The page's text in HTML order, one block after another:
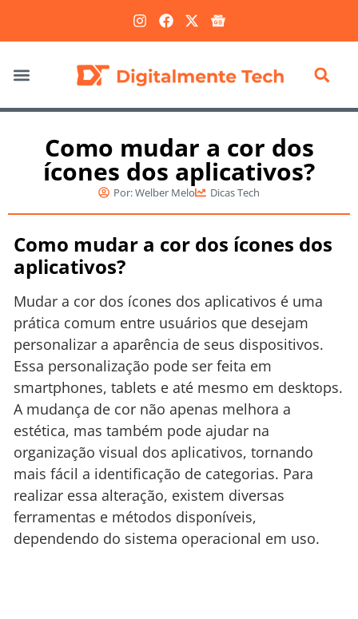
Como mudar a cor dos
ícones dos aplicativos?
Por:Welber Melo Dicas Tech
Como mudar a cor dos ícones dos
aplicativos?
Mudar a cor dos ícones dos aplicativos é uma
prática comum entre usuários que desejam
personalizar a aparência de seus dispositivos.
Essa personalização pode ser feita em
smartphones, tablets e até mesmo em desktops.
A mudança de cor não apenas melhora a
estética, mas também pode ajudar na
organização visual dos aplicativos, tornando
mais fácil a identificação de categorias. Para
realizar essa alteração, existem diversas
ferramentas e métodos disponíveis,
dependendo do sistema operacional em uso.